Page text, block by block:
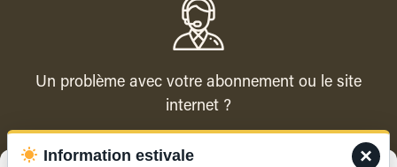
Un problème avec votre abonnement ou le site
internet ?
Contacter le service client ×
Information estivale